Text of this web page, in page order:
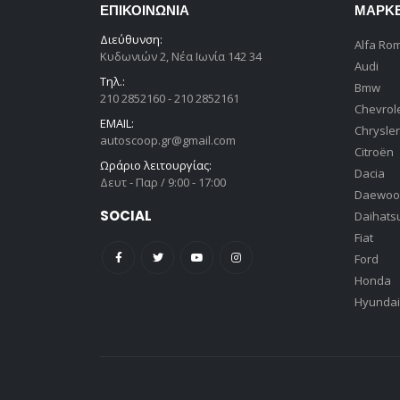
ΕΠΙΚΟΙΝΩΝΊΑ
Διεύθυνση:
Κυδωνιών 2, Νέα Ιωνία 142 34
Τηλ.:
210 2852160 - 210 2852161
EMAIL:
autoscoop.gr@gmail.com
Ωράριο λειτουργίας:
Δευτ - Παρ / 9:00 - 17:00
SOCIAL
Alfa
Audi
Bmw
Chrysler
Citroën
Dacia
Daewoo
Fiat
Ford
Honda
Hyundai